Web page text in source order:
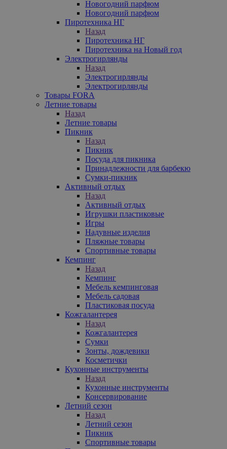
Новогодний парфюм
Новогодний парфюм
Пиротехника НГ
Назад
Пиротехника НГ
Пиротехника на Новый год
Электрогирлянды
Назад
Электрогирлянды
Электрогирлянды
Товары FORA
Летние товары
Назад
Летние товары
Пикник
Назад
Пикник
Посуда для пикника
Принадлежности для барбекю
Сумки-пикник
Активный отдых
Назад
Активный отдых
Игрушки пластиковые
Игры
Надувные изделия
Пляжные товары
Спортивные товары
Кемпинг
Назад
Кемпинг
Мебель кемпинговая
Мебель садовая
Пластиковая посуда
Кожгалантерея
Назад
Кожгалантерея
Сумки
Зонты, дождевики
Косметички
Кухонные инструменты
Назад
Кухонные инструменты
Консервирование
Летний сезон
Назад
Летний сезон
Пикник
Спортивные товары